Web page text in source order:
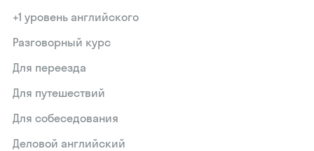
+1 уровень английского
Разговорный курс
Для переезда
Для путешествий
Для собеседования
Деловой английский